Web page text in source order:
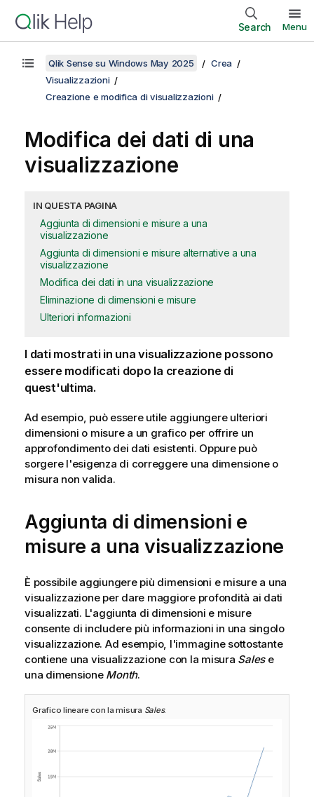
Search Menu
Qlik Sense su Windows May 2025
Crea
Visualizzazioni
Creazione e modifica di visualizzazioni
Modifica dei dati di una
visualizzazione
IN QUESTA PAGINA
Aggiunta di dimensioni e misure a una
visualizzazione
Aggiunta di dimensioni e misure alternative a una
visualizzazione
Modifica dei dati in una visualizzazione
Eliminazione di dimensioni e misure
Ulteriori informazioni
I dati mostrati in una visualizzazione possono
essere modificati dopo la creazione di
quest'ultima.
Ad esempio, può essere utile aggiungere ulteriori
dimensioni o misure a un grafico per offrire un
approfondimento dei dati esistenti. Oppure può
sorgere l'esigenza di correggere una dimensione o
misura non valida.
Aggiunta di dimensioni e
misure a una visualizzazione
È possibile aggiungere più dimensioni e misure a una
visualizzazione per dare maggiore profondità ai dati
visualizzati. L'aggiunta di dimensioni e misure
consente di includere più informazioni in una singolo
visualizzazione. Ad esempio, l'immagine sottostante
contiene una visualizzazione con la misura Salese
una dimensione Month.
Grafico lineare con la misura Sales.